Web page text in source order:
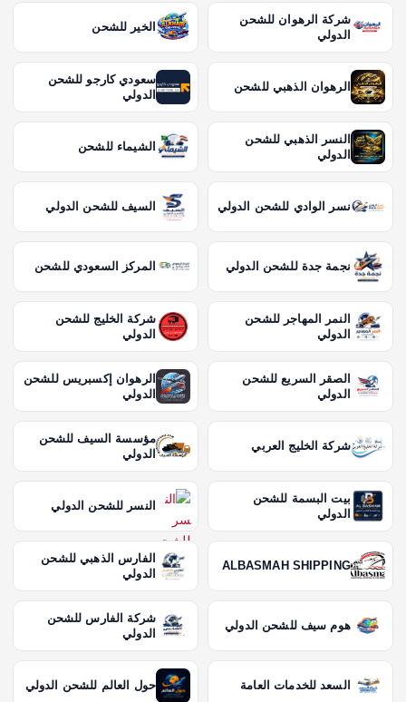
شركة الرهوان للشحن
الدولي
الخير للشحن
الرهوان الذهبي للشحن
سعودي كارجو للشحن
الدولي
النسر الذهبي للشحن
الدولي
الشيماء للشحن
نسر الوادي للشحن الدولي السيف للشحن الدولي
نجمة جدة للشحن الدولي المركز السعودي للشحن
النمر المهاجر للشحن
الدولي
شركة الخليج للشحن
الدولي
الصقر السريع للشحن
الدولي
الرهوان إكسبريس للشحن
الدولي
شركة الخليج العربي
مؤسسة السيف للشحن
الدولي
بيت البسمة للشحن
الدولي
النسر للشحن الدولي
ALBASMAH SHIPPING
الفارس الذهبي للشحن
الدولي
هوم سيف للشحن الدولي
شركة الفارس للشحن
الدولي
السعد للخدمات العامة حول العالم للشحن الدولي